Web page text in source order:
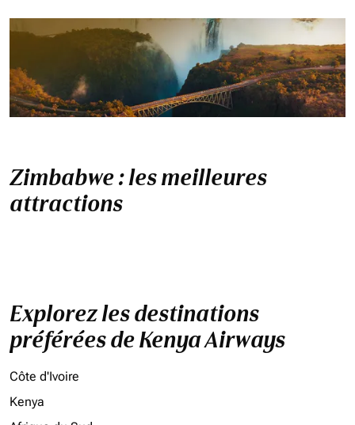
Zimbabwe : les meilleures
attractions
Explorez les destinations
préférées de Kenya Airways
Côte d'Ivoire
Kenya